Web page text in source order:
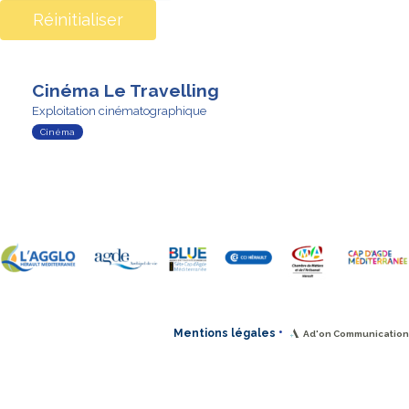
Réinitialiser
Cinéma Le Travelling
Exploitation cinématographique
Cinéma
Mentions légales • Ad'on Communication